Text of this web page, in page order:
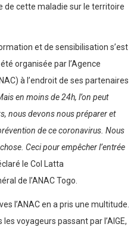
de cette maladie sur le territoire
et de sensibilisation s’est
organisée par l’Agence
à l’endroit de ses partenaires
en moins de 24h, l’on peut
nous devons nous préparer et
de ce coronavirus. Nous
Ceci pour empêcher l’entrée
le Col Latta
de l’ANAC Togo.
l’ANAC en a pris une multitude.
voyageurs passant par l’AIGE,